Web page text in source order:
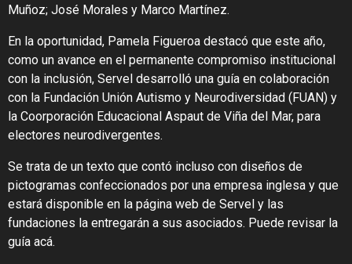
Muñoz; José Morales y Marco Martínez.
En la oportunidad, Pamela Figueroa destacó que este año,
como un avance en el permanente compromiso institucional
con la inclusión, Servel desarrolló una guía en colaboración
con la Fundación Unión Autismo y Neurodiversidad (FUAN) y
la Coorporación Educacional Aspaut de Viña del Mar, para
electores neurodivergentes.
Se trata de un texto que contó incluso con diseños de
pictogramas confeccionados por una empresa inglesa y que
estará disponible en la página web de Servel y las
fundaciones la entregarán a sus asociados. Puede revisar la
guía acá.